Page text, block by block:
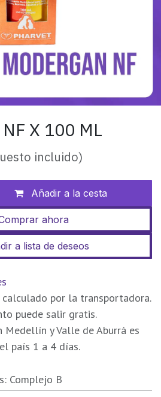
X 100 ML
incluido)
Añadir a la cesta
ahora
a lista de deseos
por la transportadora.
puede salir gratis.
Medellín y Valle de Aburrá es
país 1 a 4 días.
: Complejo B